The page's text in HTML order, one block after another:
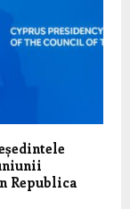
Republica